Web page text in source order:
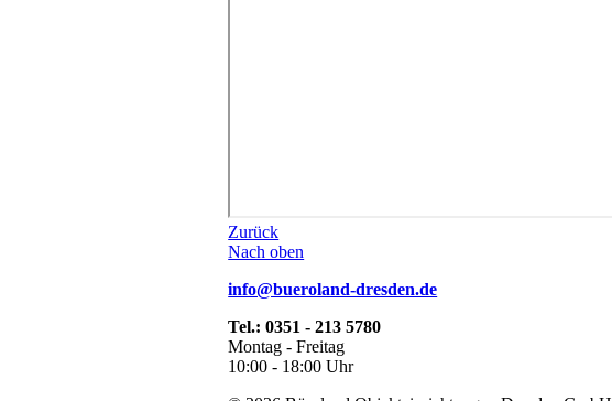
Zurück
Nach oben
info@bueroland-dresden.de
Tel.: 0351 - 213 5780
Montag - Freitag
10:00 - 18:00 Uhr